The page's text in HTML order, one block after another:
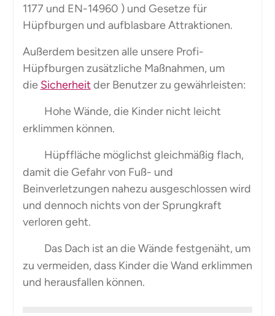
1177 und EN-14960 ) und Gesetze für
Hüpfburgen und aufblasbare Attraktionen.
Außerdem besitzen alle unsere Profi-
Hüpfburgen zusätzliche Maßnahmen, um
die Sicherheit der Benutzer zu gewährleisten:
Hohe Wände, die Kinder nicht leicht
erklimmen können.
Hüpffläche möglichst gleichmäßig flach,
damit die Gefahr von Fuß- und
Beinverletzungen nahezu ausgeschlossen wird
und dennoch nichts von der Sprungkraft
verloren geht.
Das Dach ist an die Wände festgenäht, um
zu vermeiden, dass Kinder die Wand erklimmen
und herausfallen können.